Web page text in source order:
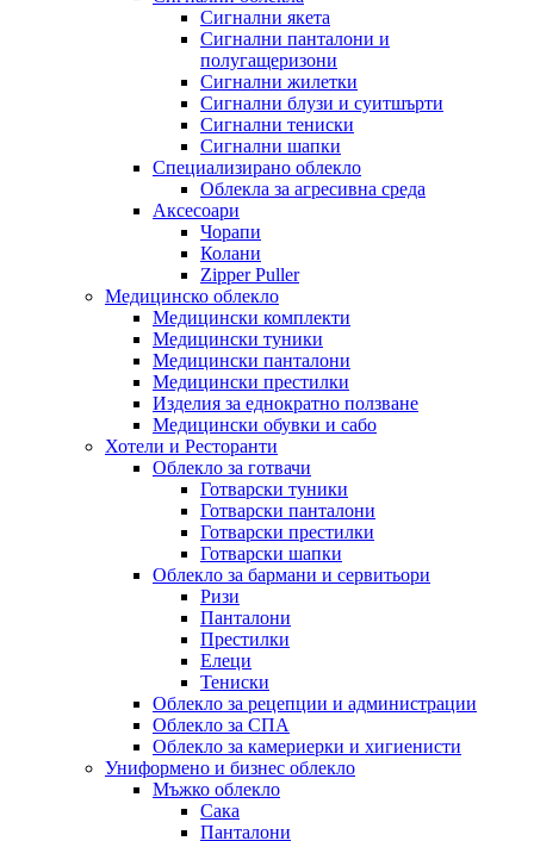
Сигнални якета
Сигнални панталони и
полугащеризони
Сигнални жилетки
Сигнални блузи и суитшърти
Сигнални тениски
Сигнални шапки
Специализирано облекло
Облекла за агресивна среда
Аксесоари
Чорапи
Колани
Zipper Puller
Медицинско облекло
Медицински комплекти
Медицински туники
Медицински панталони
Медицински престилки
Изделия за еднократно ползване
Медицински обувки и сабо
Хотели и Ресторанти
Облекло за готвачи
Готварски туники
Готварски панталони
Готварски престилки
Готварски шапки
Облекло за бармани и сервитьори
Ризи
Панталони
Престилки
Елеци
Тениски
Облекло за рецепции и администрации
Облекло за СПА
Облекло за камериерки и хигиенисти
Униформено и бизнес облекло
Мъжко облекло
Сака
Панталони